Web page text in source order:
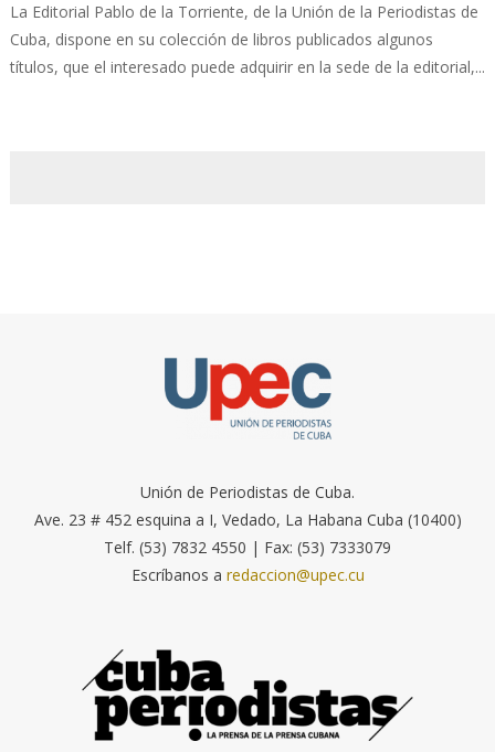
La Editorial Pablo de la Torriente, de la Unión de la Periodistas de
Cuba, dispone en su colección de libros publicados algunos
títulos, que el interesado puede adquirir en la sede de la editorial,...
Unión de Periodistas de Cuba.
Ave. 23 # 452 esquina a I, Vedado, La Habana Cuba (10400)
Telf. (53) 7832 4550 | Fax: (53) 7333079
Escríbanos a redaccion@upec.cu